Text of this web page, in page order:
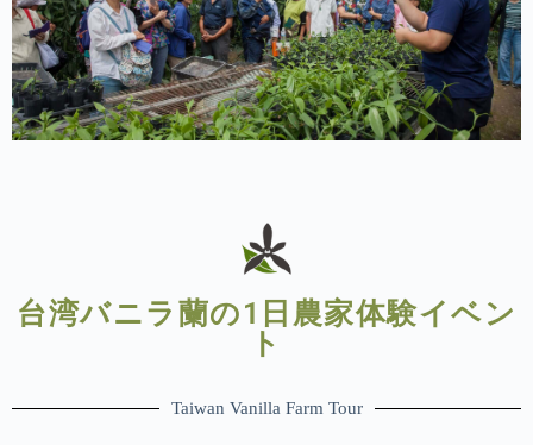
台湾バニラ蘭の1日農家体験イベン
ト
Taiwan Vanilla Farm Tour